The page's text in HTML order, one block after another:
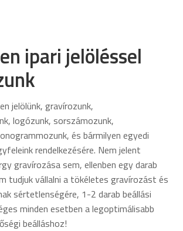
ipari jelöléssel
jelölünk, gravírozunk,
logózunk, sorszámozunk,
és bármilyen egyedi
rendelkezésére. Nem jelent
gravírozása sem, ellenben egy darab
tudjuk vállalni a tökéletes gravírozást és
sértetlenségére, 1-2 darab beállási
minden esetben a legoptimálisabb
beálláshoz!